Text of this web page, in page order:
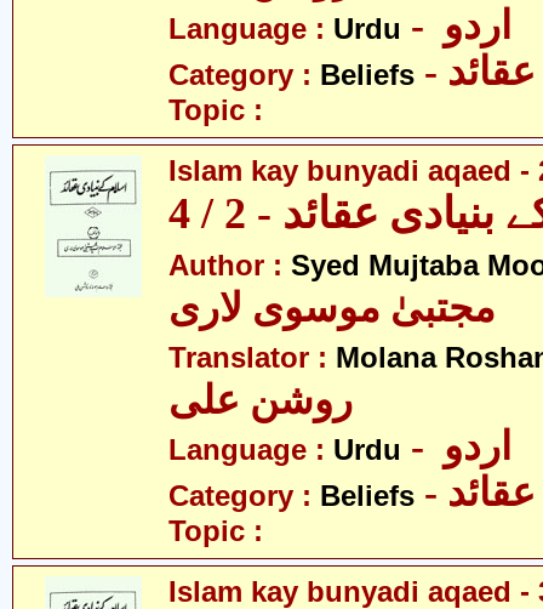
Language : Urdu
Category : Beliefs - عقائد
Topic :
Islam kay bunyadi aqaed -
عقائد - 2 / 4
Author : Syed Mujtaba
مجتبیٰ موسوی لاری
Translator : Molana
روشن علی
Language : Urdu
Category : Beliefs - عقائد
Topic :
Islam kay bunyadi aqaed -